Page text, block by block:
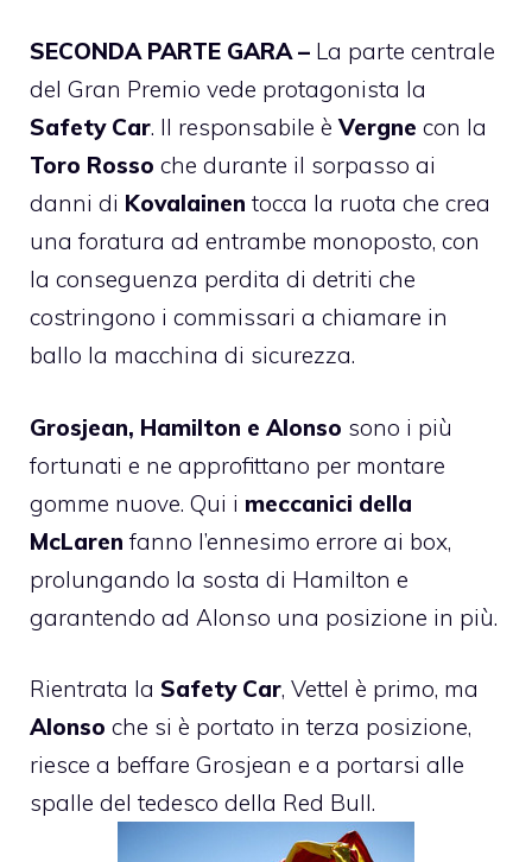
SECONDA PARTE GARA – La parte centrale
del Gran Premio vede protagonista la
Safety Car. Il responsabile èVergne con la
Toro Rosso che durante il sorpasso ai
danni di Kovalainen tocca la ruota che crea
una foratura ad entrambe monoposto, con
la conseguenza perdita di detriti che
costringono i commissari a chiamare in
ballo la macchina di sicurezza.
Grosjean, Hamilton e Alonso sono i più
fortunati e ne approfittano per montare
gomme nuove. Qui i meccanici della
McLaren fanno l’ennesimo errore ai box,
prolungando la sosta di Hamilton e
garantendo ad Alonso una posizione in più.
Rientrata la Safety Car, Vettel è primo, ma
Alonso che si è portato in terza posizione,
riesce a beffare Grosjean e a portarsi alle
spalle del tedesco della Red Bull.